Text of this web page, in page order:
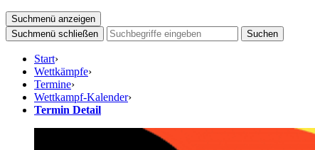
Suchmenü anzeigen
Suchmenü schließen
Suchen
Start›
Wettkämpfe›
Termine›
Wettkampf-Kalender›
Termin Detail